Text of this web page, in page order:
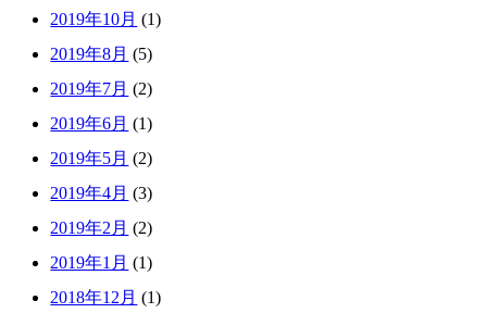
2019年10月 (1)
2019年8月 (5)
2019年7月 (2)
2019年6月 (1)
2019年5月 (2)
2019年4月 (3)
2019年2月 (2)
2019年1月 (1)
2018年12月 (1)